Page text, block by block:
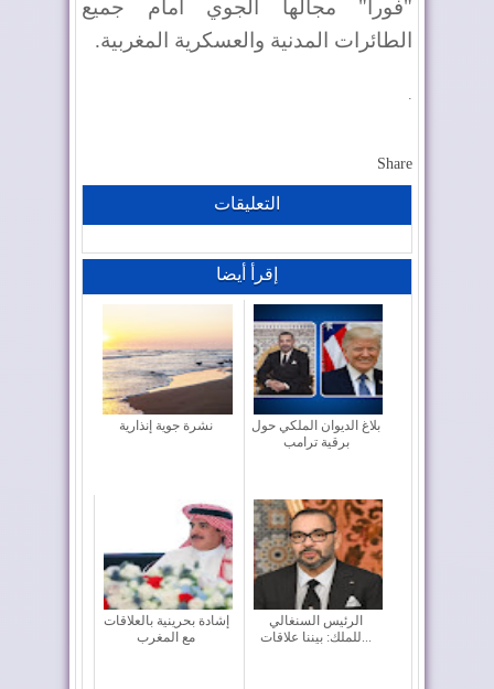
"فورا" مجالها الجوي أمام جميع
الطائرات المدنية والعسكرية المغربية.
.
Share
التعليقات
إقرأ أيضا
نشرة جوية إنذارية
بلاغ الديوان الملكي حول
برقية ترامب
إشادة بحرينية بالعلاقات
مع المغرب
الرئيس السنغالي
للملك: بيننا علاقات...